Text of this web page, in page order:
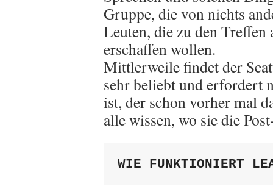
Gruppe, die von nichts
Leuten, die zu den
erschaffen wollen.
Mittlerweile findet der
sehr beliebt und erfordert
ist, der schon vorher mal
alle wissen, wo sie die
WIE FUNKTIONIERT